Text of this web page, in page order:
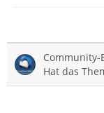
Community-
Hat das